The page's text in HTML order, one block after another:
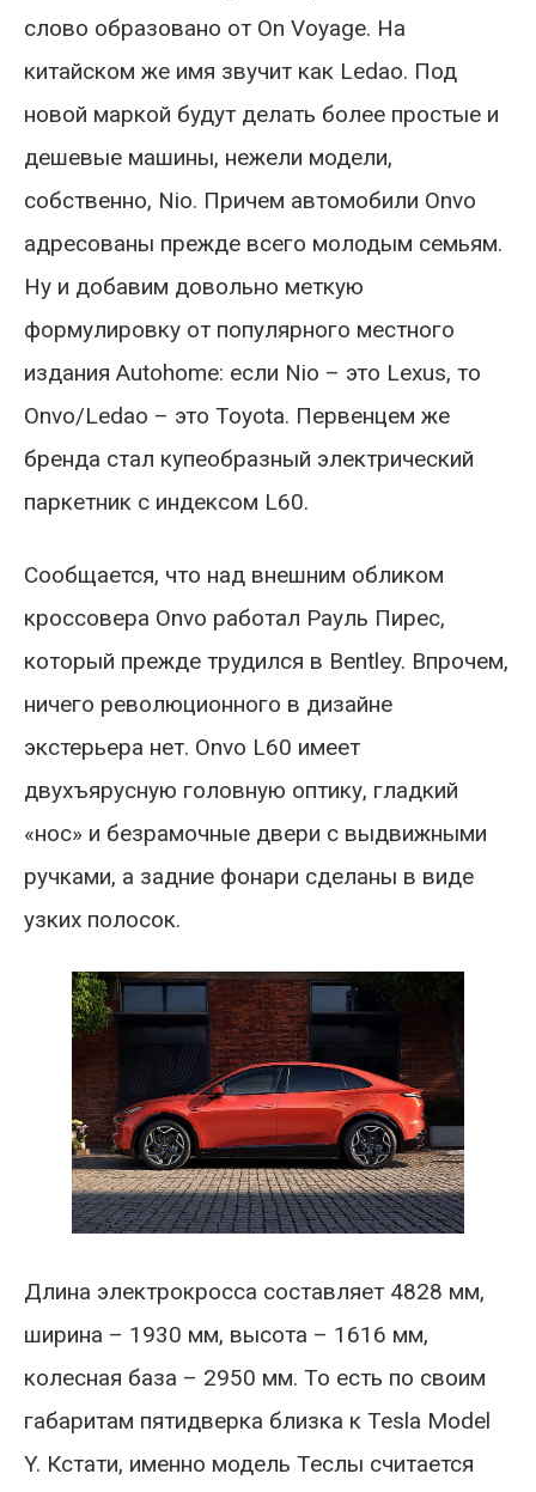
слово образовано от On Voyage. На
китайском же имя звучит как Ledao. Под
новой маркой будут делать более простые и
дешевые машины, нежели модели,
собственно, Nio. Причем автомобили Onvo
адресованы прежде всего молодым семьям.
Ну и добавим довольно меткую
формулировку от популярного местного
издания Autohome: если Nio – это Lexus, то
Onvo/Ledao – это Toyota. Первенцем же
бренда стал купеобразный электрический
паркетник с индексом L60.
Сообщается, что над внешним обликом
кроссовера Onvo работал Рауль Пирес,
который прежде трудился в Bentley. Впрочем,
ничего революционного в дизайне
экстерьера нет. Onvo L60 имеет
двухъярусную головную оптику, гладкий
«нос» и безрамочные двери с выдвижными
ручками, а задние фонари сделаны в виде
узких полосок.
Длина электрокросса составляет 4828 мм,
ширина – 1930 мм, высота – 1616 мм,
колесная база – 2950 мм. То есть по своим
габаритам пятидверка близка к Tesla Model
Y. Кстати, именно модель Теслы считается